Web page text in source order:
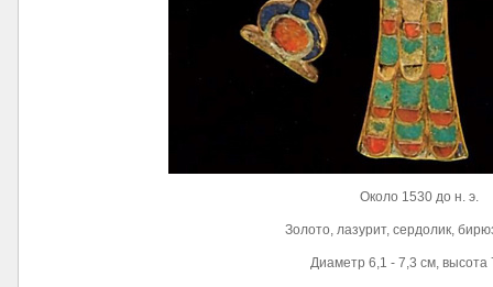
Около 1530 до н. э.
Золото, лазурит, сердолик,
Диаметр 6,1 - 7,3 см, высота